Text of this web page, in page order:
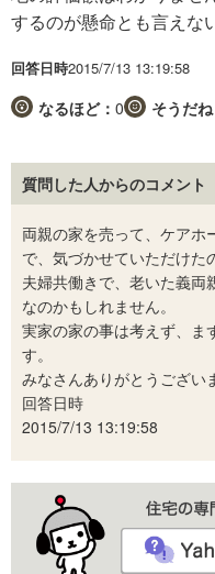
するのが懸命とも言えな
回答日時2015/7/13 13:19:58
なるほど： 0 そうだね
質問した人からのコメント
両親の家を売って、ケアホ
で、気づかせていただけた
夫婦共働きで、老いた義両
なのかもしれません。
実家の家の事は考えず、ま
す。
みなさんありがとうござい
回答日時
2015/7/13 13:19:58